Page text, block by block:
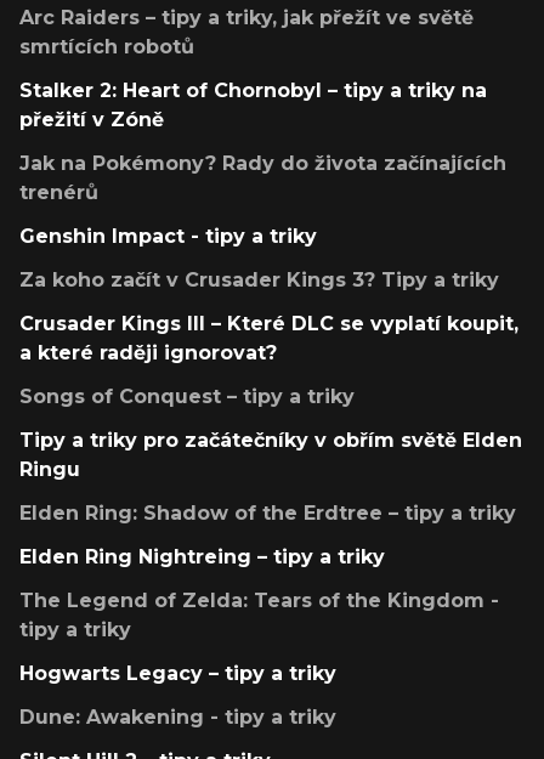
Arc Raiders – tipy a triky, jak přežít ve světě
smrtících robotů
Stalker 2: Heart of Chornobyl – tipy a triky na
přežití v Zóně
Jak na Pokémony? Rady do života začínajících
trenérů
Genshin Impact - tipy a triky
Za koho začít v Crusader Kings 3? Tipy a triky
Crusader Kings III – Které DLC se vyplatí koupit,
a které raději ignorovat?
Songs of Conquest – tipy a triky
Tipy a triky pro začátečníky v obřím světě Elden
Ringu
Elden Ring: Shadow of the Erdtree – tipy a triky
Elden Ring Nightreing – tipy a triky
The Legend of Zelda: Tears of the Kingdom -
tipy a triky
Hogwarts Legacy – tipy a triky
Dune: Awakening - tipy a triky